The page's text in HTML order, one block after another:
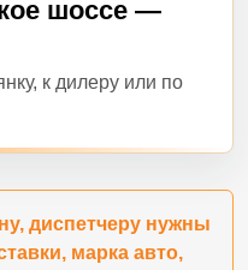
шоссе —
к дилеру или по
диспетчеру нужны
марка авто,